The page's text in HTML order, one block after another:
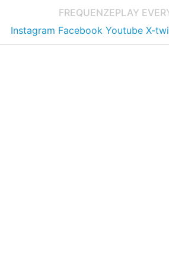
FREQUENZEPLAY
Instagram Facebook Youtube X-